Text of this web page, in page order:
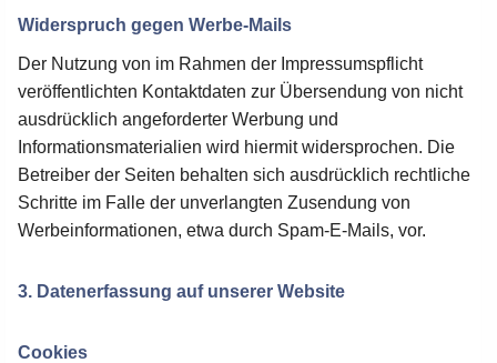
Widerspruch gegen Werbe-Mails
Der Nutzung von im Rahmen der Impressumspflicht
veröffentlichten Kontaktdaten zur Übersendung von nicht
ausdrücklich angeforderter Werbung und
Informationsmaterialien wird hiermit widersprochen. Die
Betreiber der Seiten behalten sich ausdrücklich rechtliche
Schritte im Falle der unverlangten Zusendung von
Werbeinformationen, etwa durch Spam-E-Mails, vor.
3. Datenerfassung auf unserer Website
Cookies